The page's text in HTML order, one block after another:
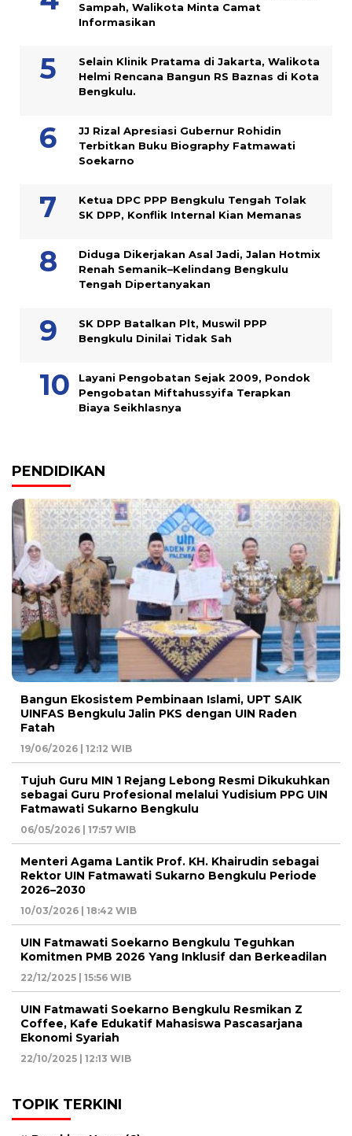
Sampah, Walikota Minta Camat
Informasikan
Selain Klinik Pratama di Jakarta, Walikota
Helmi Rencana Bangun RS Baznas di Kota
Bengkulu.
JJ Rizal Apresiasi Gubernur Rohidin
Terbitkan Buku Biography Fatmawati
Soekarno
Ketua DPC PPP Bengkulu Tengah Tolak
SK DPP, Konflik Internal Kian Memanas
Diduga Dikerjakan Asal Jadi, Jalan Hotmix
Renah Semanik–Kelindang Bengkulu
Tengah Dipertanyakan
SK DPP Batalkan Plt, Muswil PPP
Bengkulu Dinilai Tidak Sah
Layani Pengobatan Sejak 2009, Pondok
Pengobatan Miftahussyifa Terapkan
Biaya Seikhlasnya
PENDIDIKAN
Bangun Ekosistem Pembinaan Islami, UPT SAIK
UINFAS Bengkulu Jalin PKS dengan UIN Raden
Fatah
19/06/2026 | 12:12 WIB
Tujuh Guru MIN 1 Rejang Lebong Resmi Dikukuhkan
sebagai Guru Profesional melalui Yudisium PPG UIN
Fatmawati Sukarno Bengkulu
06/05/2026 | 17:57 WIB
Menteri Agama Lantik Prof. KH. Khairudin sebagai
Rektor UIN Fatmawati Sukarno Bengkulu Periode
2026–2030
10/03/2026 | 18:42 WIB
UIN Fatmawati Soekarno Bengkulu Teguhkan
Komitmen PMB 2026 Yang Inklusif dan Berkeadilan
22/12/2025 | 15:56 WIB
UIN Fatmawati Soekarno Bengkulu Resmikan Z
Coffee, Kafe Edukatif Mahasiswa Pascasarjana
Ekonomi Syariah
22/10/2025 | 12:13 WIB
TOPIK TERKINI